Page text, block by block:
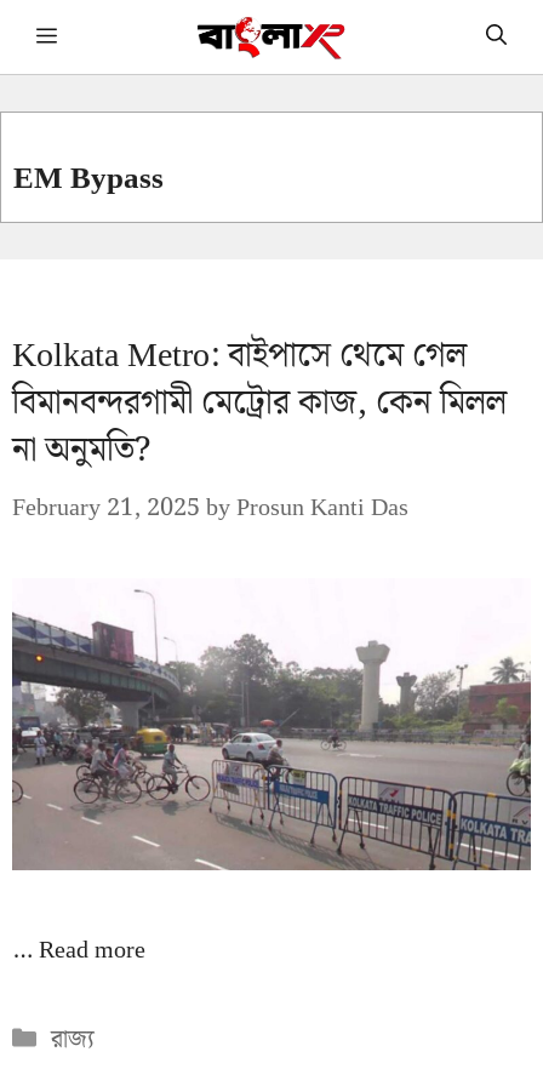
Skip Menu
EM Bypass
Kolkata Metro: বাইপাসে থেমে গেল
বিমানবন্দরগামী মেট্রোর কাজ, কেন মিলল
না অনুমতি?
February 21, 2025byProsun Kanti Das
…Read more
Categories
রাজ্য